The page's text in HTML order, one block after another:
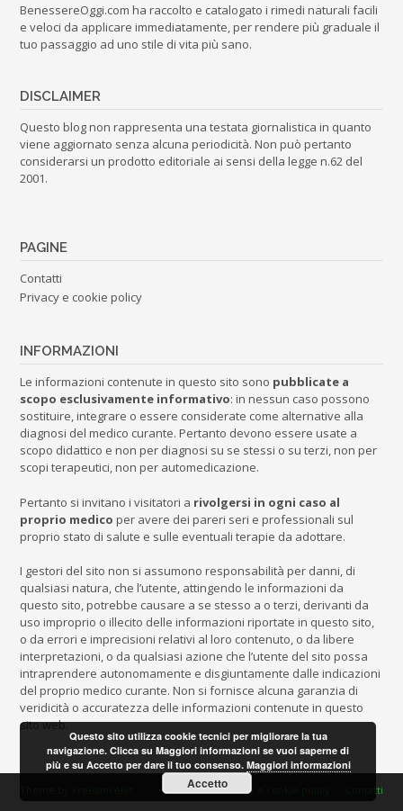
BenessereOggi.com ha raccolto e catalogato i rimedi naturali facili
e veloci da applicare immediatamente, per rendere più graduale il
tuo passaggio ad uno stile di vita più sano.
DISCLAIMER
Questo blog non rappresenta una testata giornalistica in quanto
viene aggiornato senza alcuna periodicità. Non può pertanto
considerarsi un prodotto editoriale ai sensi della legge n.62 del
2001.
PAGINE
Contatti
Privacy e cookie policy
INFORMAZIONI
Le informazioni contenute in questo sito sono pubblicate a
scopo esclusivamente informativo: in nessun caso possono
sostituire, integrare o essere considerate come alternative alla
diagnosi del medico curante. Pertanto devono essere usate a
scopo didattico e non per diagnosi su se stessi o su terzi, non per
scopi terapeutici, non per automedicazione.
Pertanto si invitano i visitatori a rivolgersi in ogni caso al
proprio medico per avere dei pareri seri e professionali sul
proprio stato di salute e sulle eventuali terapie da adottare.
I gestori del sito non si assumono responsabilità per danni, di
qualsiasi natura, che l’utente, attingendo le informazioni da
questo sito, potrebbe causare a se stesso a o terzi, derivanti da
uso improprio o illecito delle informazioni riportate in questo sito,
o da errori e imprecisioni relativi al loro contenuto, o da libere
interpretazioni, o da qualsiasi azione che l’utente del sito possa
intraprendere autonomamente e disgiuntamente dalle indicazioni
del proprio medico curante. Non si fornisce alcuna garanzia di
veridicità o accuratezza delle informazioni contenute in questo
sito web.
Privacy e cookie policy Contatti
Questo sito utilizza cookie tecnici per migliorare la tua
navigazione. Clicca su Maggiori informazioni se vuoi saperne di
più e su Accetto per dare il tuo consenso. Maggiori informazioni
Accetto